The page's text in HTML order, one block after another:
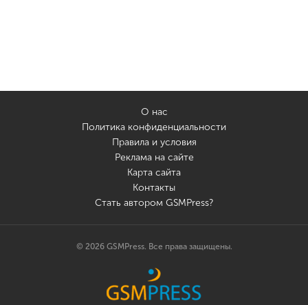
О нас
Политика конфиденциальности
Правила и условия
Реклама на сайте
Карта сайта
Контакты
Стать автором GSMPress?
© 2026 GSMPress. Все права защищены.